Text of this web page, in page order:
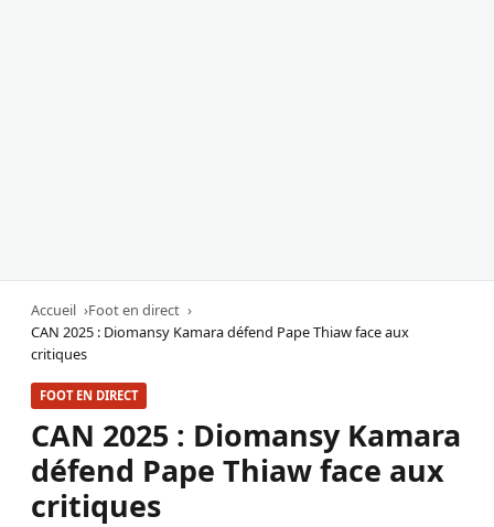
Accueil
Foot en direct
CAN 2025 : Diomansy Kamara défend Pape Thiaw face aux
critiques
FOOT EN DIRECT
CAN 2025 : Diomansy Kamara
défend Pape Thiaw face aux
critiques